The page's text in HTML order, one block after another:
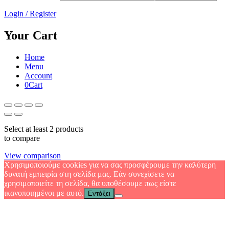
Login / Register
Your Cart
Home
Menu
Account
0Cart
Select at least 2 products
to compare
View comparison
Χρησιμοποιούμε cookies για να σας προσφέρουμε την καλύτερη
δυνατή εμπειρία στη σελίδα μας. Εάν συνεχίσετε να
χρησιμοποιείτε τη σελίδα, θα υποθέσουμε πως είστε
ικανοποιημένοι με αυτό.
Εντάξει